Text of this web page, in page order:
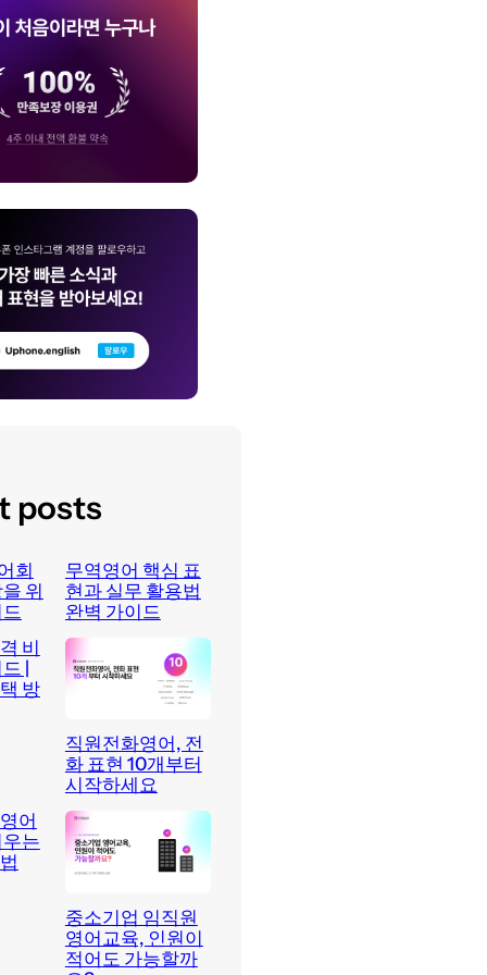
posts
회
위
무역영어 핵심 표
현과 실무 활용법
완벽 가이드
비
|
방
직원전화영어, 전
화 표현 10개부터
시작하세요
어
는
중소기업 임직원
영어교육, 인원이
적어도 가능할까